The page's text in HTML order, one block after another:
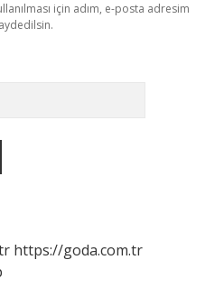
için adım, e-posta adresim
https://goda.com.tr